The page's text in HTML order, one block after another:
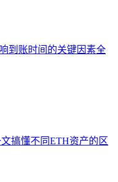
到账时间的关键因素全
搞懂不同ETH资产的区